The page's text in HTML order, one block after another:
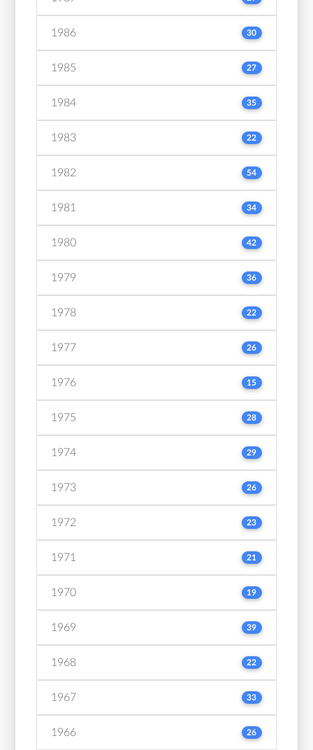
1986 30
1985 27
1984 35
1983 22
1982 54
1981 34
1980 42
1979 36
1978 22
1977 26
1976 15
1975 28
1974 29
1973 26
1972 23
1971 21
1970 19
1969 39
1968 22
1967 33
1966 26